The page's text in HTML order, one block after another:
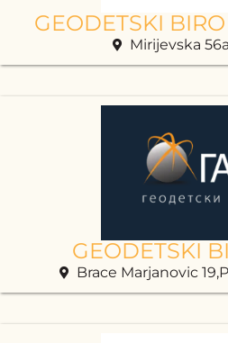
GEODETSKI
Mirijevska
GEODETSKI
Brace Marjanovic